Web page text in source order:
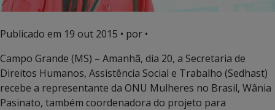
Publicado em 19 out 2015 • por •
Campo Grande (MS) – Amanhã, dia 20, a Secretaria de
Direitos Humanos, Assistência Social e Trabalho (Sedhast)
recebe a representante da ONU Mulheres no Brasil, Wânia
Pasinato, também coordenadora do projeto para